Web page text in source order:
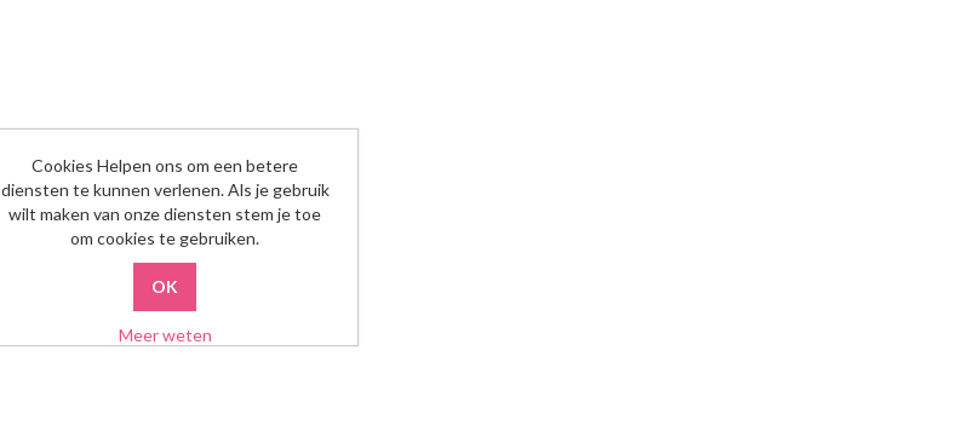
Cookies Helpen ons om een betere
diensten te kunnen verlenen. Als je gebruik
wilt maken van onze diensten stem je toe
om cookies te gebruiken.
Meer weten